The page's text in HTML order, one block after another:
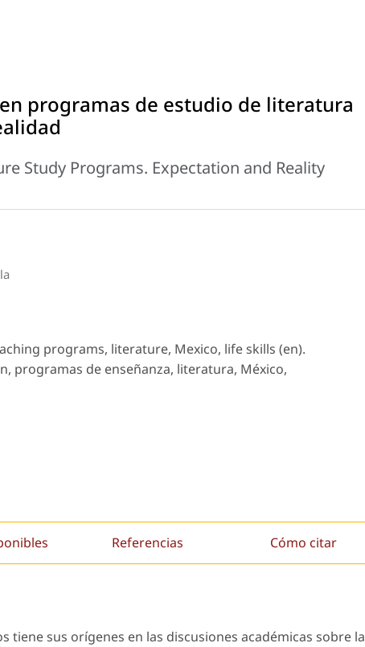
programas de estudio de literatura
Study Programs. Expectation and Reality
programs, literature, Mexico, life skills (en).
programas de enseñanza, literatura, México,
Referencias Cómo citar
tiene sus orígenes en las discusiones académicas sobre la